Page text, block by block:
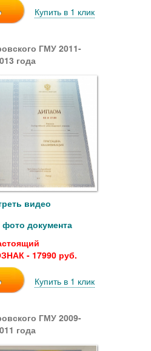
Купить в 1 клик
ГМУ 2011-
года
видео
документа
- 17990 руб.
Купить в 1 клик
ГМУ 2009-
года